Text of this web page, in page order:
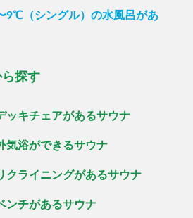
9℃（シングル）の水風呂があ
探す
ッキチェアがあるサウナ
気浴ができるサウナ
クライニングがあるサウナ
ンチがあるサウナ